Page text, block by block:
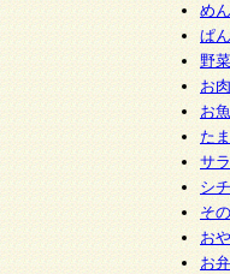
めん
ぱん
野
お
お
た
サ
シ
そ
お
お